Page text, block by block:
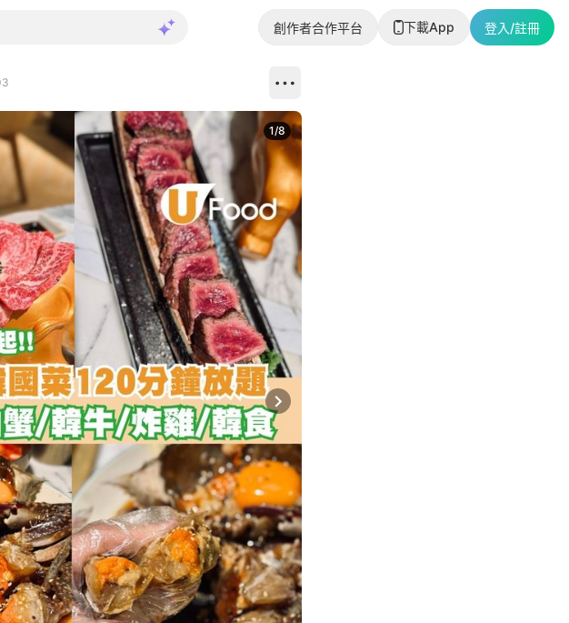
創作者合作平台 下載App 登入/註冊
Next slide
1/8